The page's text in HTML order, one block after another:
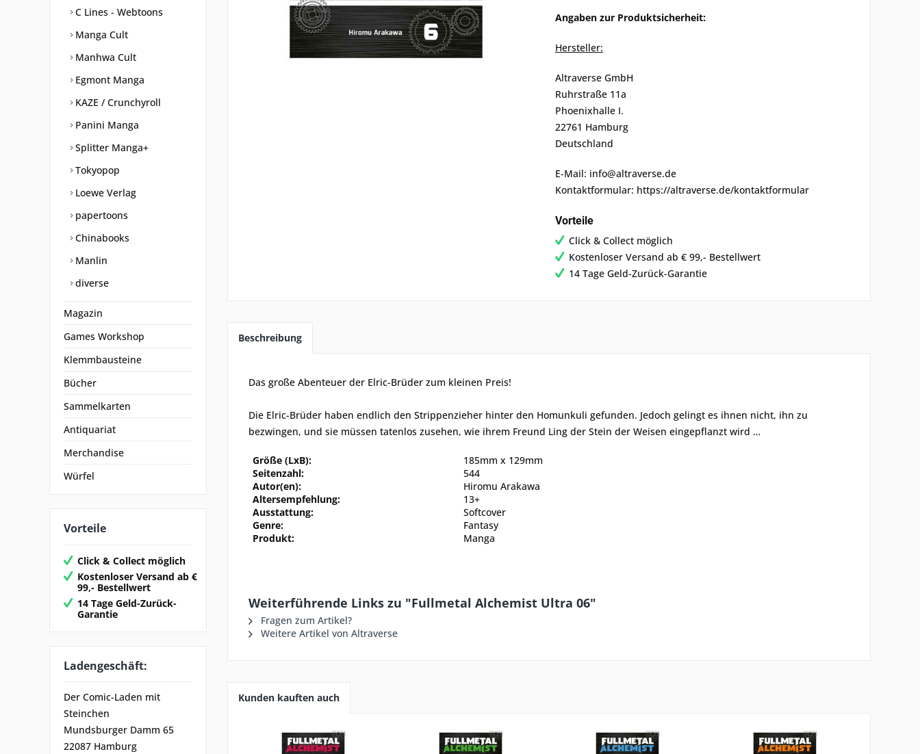
C Lines - Webtoons
Manga Cult
Manhwa Cult
Egmont Manga
KAZE / Crunchyroll
Panini Manga
Splitter Manga+
Tokyopop
Loewe Verlag
papertoons
Chinabooks
Manlin
diverse
Magazin
Games Workshop
Klemmbausteine
Bücher
Sammelkarten
Antiquariat
Merchandise
Würfel
Vorteile
Click & Collect möglich
Kostenloser Versand ab €
99,- Bestellwert
14 Tage Geld-Zurück-
Garantie
Ladengeschäft:
Der Comic-Laden mit
Steinchen
Mundsburger Damm 65
22087 Hamburg
Angaben zur Produktsicherheit:
Hersteller:
Altraverse GmbH
Ruhrstraße 11a
Phoenixhalle I.
22761 Hamburg
Deutschland
E-Mail: info@altraverse.de
Kontaktformular: https://altraverse.de/kontaktformular
Vorteile
Click & Collect möglich
Kostenloser Versand ab € 99,- Bestellwert
14 Tage Geld-Zurück-Garantie
Beschreibung
Das große Abenteuer der Elric-Brüder zum kleinen Preis!
Die Elric-Brüder haben endlich den Strippenzieher hinter den Homunkuli gefunden. Jedoch gelingt es ihnen nicht, ihn zu
bezwingen, und sie müssen tatenlos zusehen, wie ihrem Freund Ling der Stein der Weisen eingepflanzt wird …
Größe (LxB):
185mm x 129mm
Seitenzahl:
544
Autor(en):
Hiromu Arakawa
Altersempfehlung:
13+
Ausstattung:
Softcover
Genre:
Fantasy
Produkt:
Manga
Weiterführende Links zu "Fullmetal Alchemist Ultra 06"
Fragen zum Artikel?
Weitere Artikel von Altraverse
Kunden kauften auch